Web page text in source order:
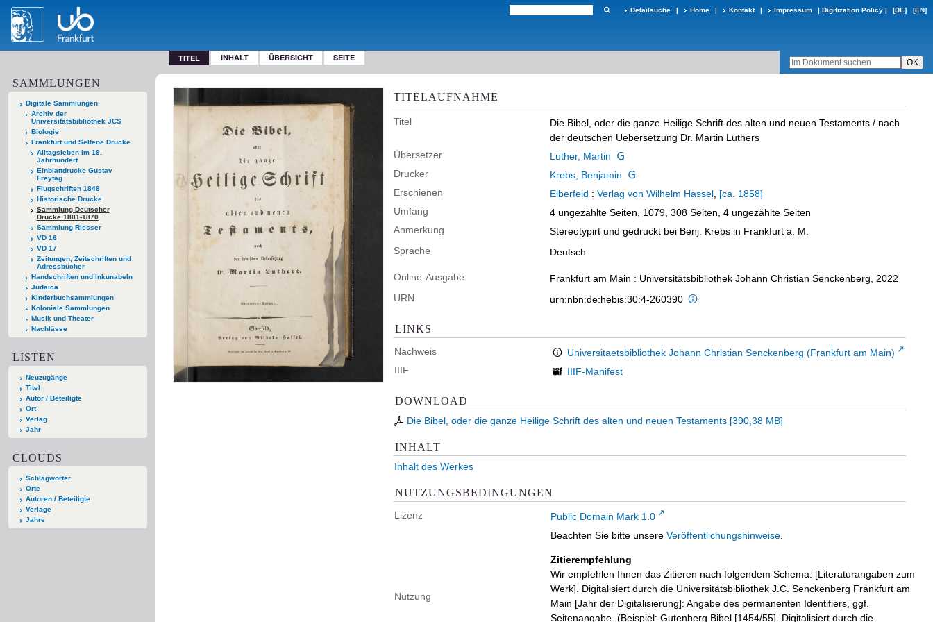
Detailsuche | Home | Kontakt | Impressum | Digitization Policy | [DE] [EN]
TITEL INHALT ÜBERSICHT SEITE
SAMMLUNGEN
Digitale Sammlungen
Archiv der
Universitätsbibliothek JCS
Biologie
Frankfurt und Seltene Drucke
Alltagsleben im 19.
Jahrhundert
Einblattdrucke Gustav
Freytag
Flugschriften 1848
Historische Drucke
Sammlung Deutscher
Drucke 1801-1870
Sammlung Riesser
VD 16
VD 17
Zeitungen, Zeitschriften und
Adressbücher
Handschriften und Inkunabeln
Judaica
Kinderbuchsammlungen
Koloniale Sammlungen
Musik und Theater
Nachlässe
LISTEN
Neuzugänge
Titel
Autor / Beteiligte
Ort
Verlag
Jahr
CLOUDS
Schlagwörter
Orte
Autoren / Beteiligte
Verlage
Jahre
TITELAUFNAHME
Titel Die Bibel, oder die ganze Heilige Schrift des alten und neuen Testaments / nach
der deutschen Uebersetzung Dr. Martin Luthers
Übersetzer
Luther, Martin
Drucker
Krebs, Benjamin
Erschienen
Elberfeld : Verlag von Wilhelm Hassel [ca. 1858]
Umfang
4 ungezählte Seiten, 1079, 308 Seiten, 4 ungezählte Seiten
Anmerkung
Stereotypirt und gedruckt bei Benj. Krebs in Frankfurt a. M.
Sprache
Deutsch
Online-Ausgabe
Frankfurt am Main : Universitätsbibliothek Johann Christian Senckenberg, 2022
URN
urn:nbn:de:hebis:30:4-260390
LINKS
Nachweis
Universitaetsbibliothek Johann Christian Senckenberg (Frankfurt am Main)
IIIF
IIIF-Manifest
DOWNLOAD
Die Bibel, oder die ganze Heilige Schrift des alten und neuen Testaments [390,38 MB]
INHALT
Inhalt des Werkes
NUTZUNGSBEDINGUNGEN
Lizenz Public Domain Mark 1.0
Nutzung
Beachten Sie bitte unsere Veröffentlichungshinweise
Zitierempfehlung
Wir empfehlen Ihnen das Zitieren nach folgendem Schema: [Literaturangaben zum
Werk]. Digitalisiert durch die Universitätsbibliothek J.C. Senckenberg Frankfurt am
Main [Jahr der Digitalisierung]: Angabe des permanenten Identifiers, ggf.
Seitenangabe. (Beispiel: Gutenberg Bibel [1454/55]. Digitalisiert durch die